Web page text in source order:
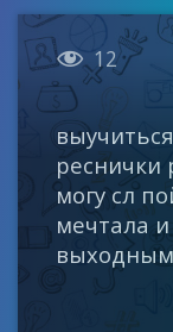
 12
могу сл
мечтала